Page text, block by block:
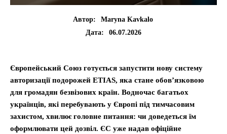
Автор:
Maryna Kavkalo
Дата:
06.07.2026
Європейський Союз готується запустити нову систему
авторизації подорожей ETIAS, яка стане обов’язковою
для громадян безвізових країн. Водночас багатьох
українців, які перебувають у Європі під тимчасовим
захистом, хвилює головне питання: чи доведеться їм
оформлювати цей дозвіл. ЄС уже надав офіційне